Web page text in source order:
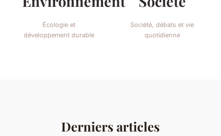
Écologie et
développement durable
Société, débats et vie
quotidienne
Derniers articles